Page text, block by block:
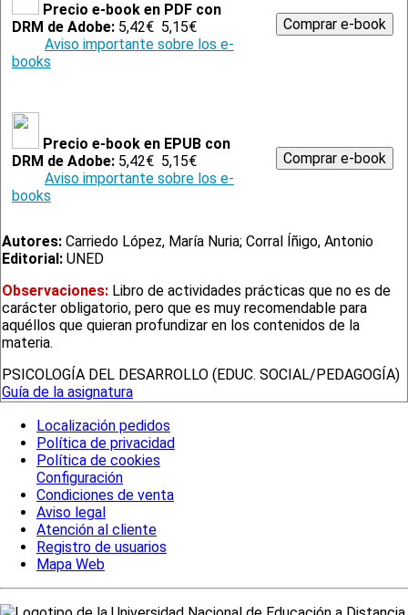
Precio e-book en PDF con
DRM de Adobe: 5,42€ 5,15€
Aviso importante sobre los e-
books
Precio e-book en EPUB con
DRM de Adobe: 5,42€ 5,15€
Aviso importante sobre los e-
books
Autores: Carriedo López, María Nuria; Corral Íñigo, Antonio
Editorial: UNED
Observaciones: Libro de actividades prácticas que no es de
carácter obligatorio, pero que es muy recomendable para
aquéllos que quieran profundizar en los contenidos de la
materia.
PSICOLOGÍA DEL DESARROLLO (EDUC. SOCIAL/PEDAGOGÍA)
Guía de la asignatura
Localización pedidos
Política de privacidad
Política de cookies
Configuración
Condiciones de venta
Aviso legal
Atención al cliente
Registro de usuarios
Mapa Web